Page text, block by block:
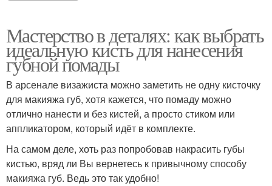
Мастерство в деталях: как выбрать
идеальную кисть для нанесения
губной помады
В арсенале визажиста можно заметить не одну кисточку
для макияжа губ, хотя кажется, что помаду можно
отлично нанести и без кистей, а просто стиком или
аппликатором, который идёт в комплекте.
На самом деле, хоть раз попробовав накрасить губы
кистью, вряд ли Вы вернетесь к привычному способу
макияжа губ. Ведь это так удобно!